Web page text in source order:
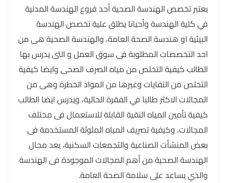
يعتبر تخصص الهندسة الصحية أحد فروع الهندسة المدنية
في كلية الهندسة وأحيانا يطلق علية تخصص الهندسة
البيئية او هندسة الصحة العامة، والهندسة الصحية هى من
احد التخصصات المطلوبة فى سوق العمل و التى يدرس بها
الطالب كيفية التخلص من مياه الصرف الصحى وايضا كيفية
التخلص من النفايات وغيرها من المواد الخطرة وهى من
المجالات الاكثر طالبا في الفقرة الحالية، ويدرس ايضا الطالب
كيفية تأمين المياه النقية القابلة للاستعمال فى مختلف
المجالات، وكيفية تصريف المياه الملوثة المستخدمة فى
بعض المنشأت الصناعية والتجمعات السكنية، يعد مجال
الهندسة الصحية من أهم المجالات الموجودة فى الهندسة
والذي يساعد على سلامة الصحة العامة.